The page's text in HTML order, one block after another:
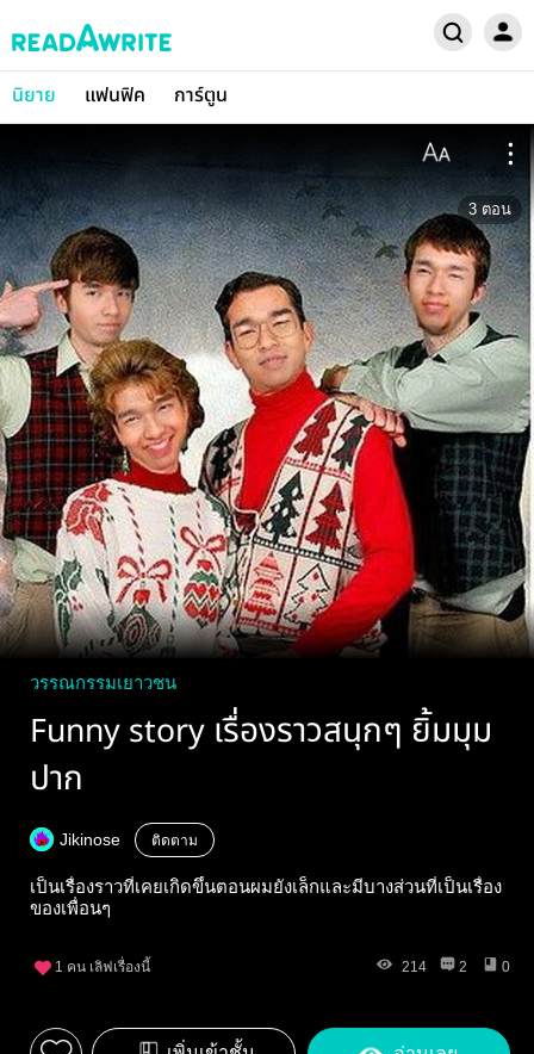
นิยาย แฟนฟิค การ์ตูน
3 ตอน
วรรณกรรมเยาวชน
Funny story เรื่องราวสนุกๆ ยิ้มมุม
ปาก
Jikinose ติดตาม
เป็นเรื่องราวที่เคยเกิดขึ้นตอนผมยังเล็กและมีบางส่วนที่เป็นเรื่อง
ของเพื่อนๆ
1 คน เลิฟเรื่องนี้ 214 2 0